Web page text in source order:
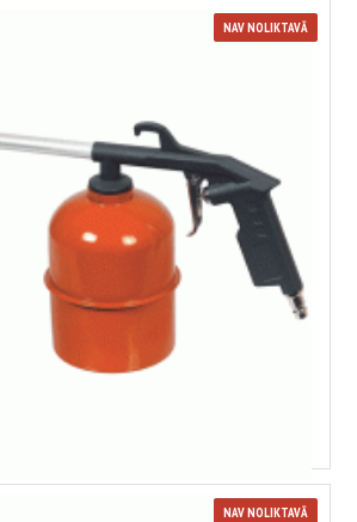
NAV NOLIKTAVĀ
Mazgāšanas pistole
NAV NOLIKTAVĀ